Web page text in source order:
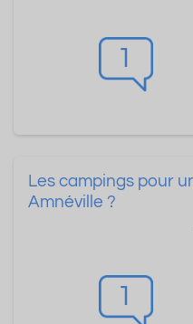
1
1
Les campings pour
Amnéville ?